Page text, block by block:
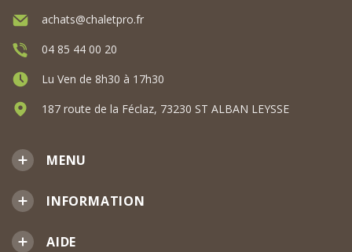
MENU
INFORMATION
AIDE
achats@chaletpro.fr
04 85 44 00 20
Lu Ven de 8h30 à 17h30
187 route de la Féclaz, 73230 ST ALBAN LEYSSE